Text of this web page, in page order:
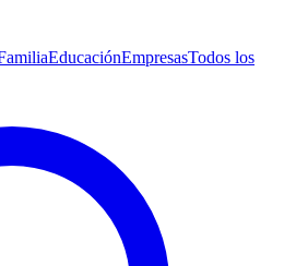
EducaciónEmpresasTodos los